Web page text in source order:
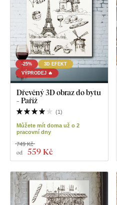
-25%
3D EFEKT
VÝPRODEJ 🔥
Dřevěný 3D obraz do bytu
- Paříž
(1)
Můžete mít doma už o 2
pracovní dny
od 559 Kč
749 Kč